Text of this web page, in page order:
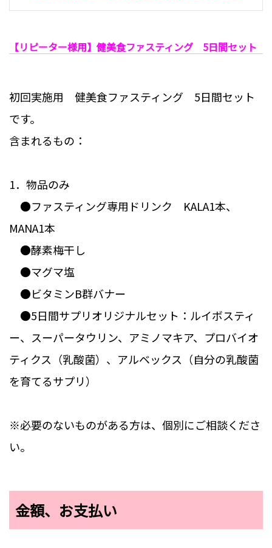
【リピーター様用】健美食ファスティング 5日間セット
初回実施用 健美食ファスティング 5日間セット
です。
含まれるもの：
1．物品のみ
●ファスティング専用ドリンク KALA1本、
MANA1本
●酵素梅干し
●マグマ塩
●ビタミンB群バナー
●5日間サプリオリジナルセット：ルイボスティ
ー、スーパータウリン、アミノマキア、プロバイオ
ティクス（乳酸菌）、アルベックス（自分の乳酸菌
を育てるサプリ）
※必要のないものがある方は、個別にご相談くださ
い。
金額、お支払い